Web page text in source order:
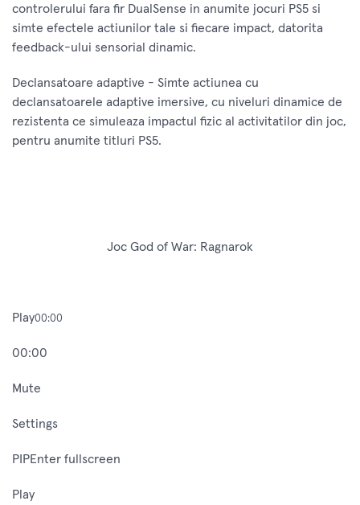
controlerului fara fir DualSense in anumite jocuri PS5 si
simte efectele actiunilor tale si fiecare impact, datorita
feedback-ului sensorial dinamic.
Declansatoare adaptive - Simte actiunea cu
declansatoarele adaptive imersive, cu niveluri dinamice de
rezistenta ce simuleaza impactul fizic al activitatilor din joc,
pentru anumite titluri PS5.
Joc God of War: Ragnarok
Play00:00
00:00
Mute
Settings
PIPEnter fullscreen
Play